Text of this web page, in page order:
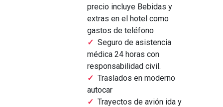
precio incluye Bebidas y
extras en el hotel como
gastos de teléfono
Seguro de asistencia
médica 24 horas con
responsabilidad civil.
Traslados en moderno
autocar
Trayectos de avión ida y